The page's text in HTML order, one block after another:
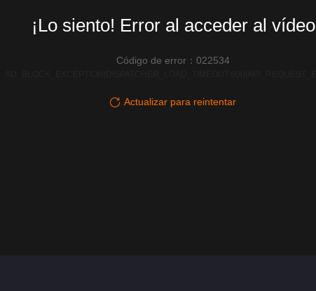
¡Lo siento! Error al acceder al vídeo
Código de error：022534
Actualizar para reintentar